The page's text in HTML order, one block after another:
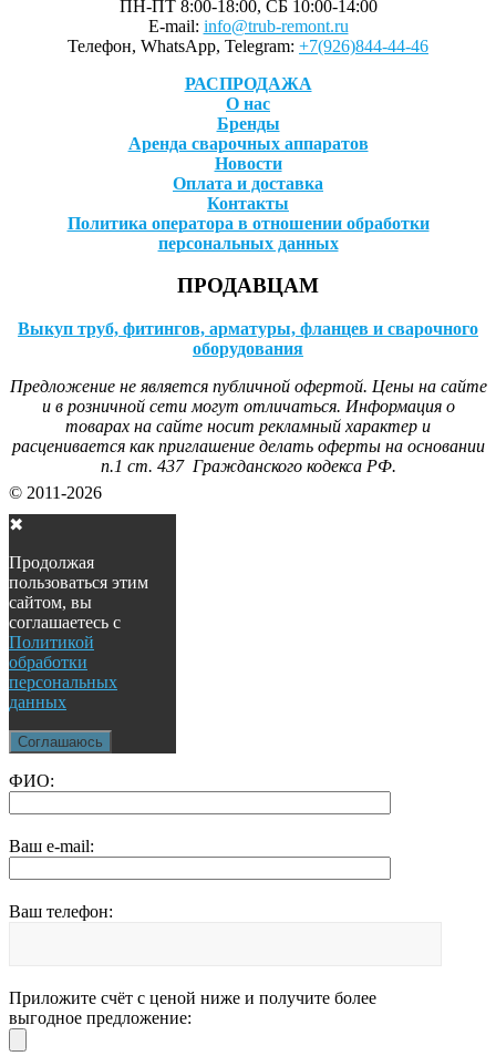
ПН-ПТ 8:00-18:00, СБ 10:00-14:00
E-mail: info@trub-remont.ru
Телефон, WhatsApp, Telegram: +7(926)844-44-46
РАСПРОДАЖА
О нас
Бренды
Аренда сварочных аппаратов
Новости
Оплата и доставка
Контакты
Политика оператора в отношении обработки
персональных данных
ПРОДАВЦАМ
Выкуп труб, фитингов, арматуры, фланцев и сварочного
оборудования
Предложение не является публичной офертой. Цены на сайте
и в розничной сети могут отличаться. Информация о
товарах на сайте носит рекламный характер и
расценивается как приглашение делать оферты на основании
п.1 ст. 437 Гражданского кодекса РФ.
© 2011-2026
✖
Продолжая
пользоваться этим
сайтом, вы
соглашаетесь с
Политикой
обработки
персональных
данных
Соглашаюсь
ФИО:
Ваш e-mail:
Ваш телефон:
Приложите счёт с ценой ниже и получите более
выгодное предложение: